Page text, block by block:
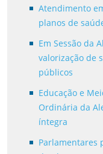
Atendimento
planos de
Em Sessão da
valorização de
públicos
Educação e
Ordinária da
íntegra
Parlamentares